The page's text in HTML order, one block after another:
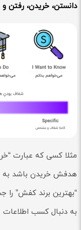
دانستن، خریدن، رفتن و
مثلا کسی که عبارت
هدفش خریدن باشد به
“بهترین برند کفش” را
به دنبال کسب